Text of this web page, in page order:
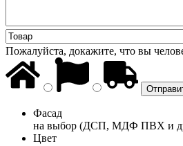
Пожалуйста, докажите, что вы
Фасад
на выбор (ДСП, МДФ ПВХ и
Цвет